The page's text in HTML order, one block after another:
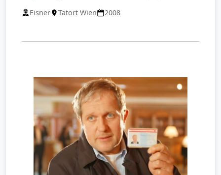
Eisner Tatort Wien 2008